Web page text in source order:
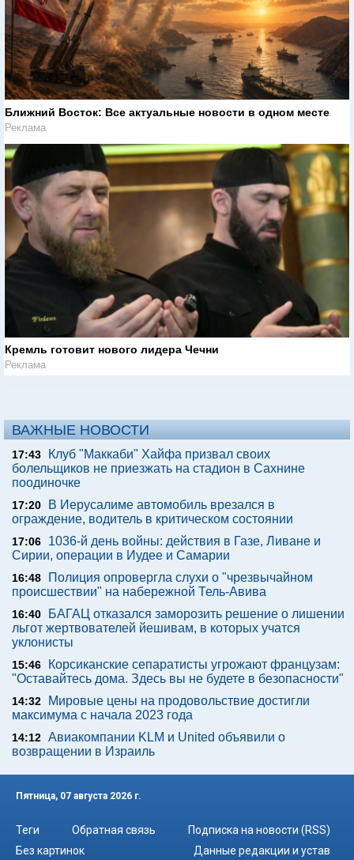
Ближний Восток: Все актуальные новости в одном месте
Реклама
Кремль готовит нового лидера Чечни
Реклама
ВАЖНЫЕ НОВОСТИ
17:43
Клуб "Маккаби" Хайфа призвал своих
болельщиков не приезжать на стадион в Сахнине
поодиночке
17:20
В Иерусалиме автомобиль врезался в
ограждение, водитель в критическом состоянии
17:06
1036-й день войны: действия в Газе, Ливане и
Сирии, операции в Иудее и Самарии
16:48
Полиция опровергла слухи о "чрезвычайном
происшествии" на набережной Тель-Авива
16:40
БАГАЦ отказался заморозить решение о лишении
льгот жертвователей йешивам, в которых учатся
уклонисты
15:46
Корсиканские сепаратисты угрожают французам:
"Оставайтесь дома. Здесь вы не будете в безопасности"
14:32
Мировые цены на продовольствие достигли
максимума с начала 2023 года
14:12 Авиакомпании KLM и United объявили о
возвращении в Израиль
Пятница, 07 августа 2026 г.
Теги Обратная связь
Подписка на новости (RSS)
Без картинок
Данные редакции и устав